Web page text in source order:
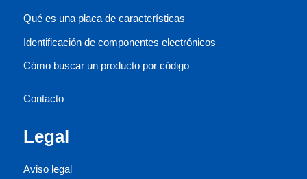
Qué es una placa de características
Identificación de componentes electrónicos
Cómo buscar un producto por código
Contacto
Legal
Aviso legal